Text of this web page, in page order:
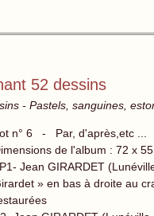
52 dessins
- Pastels, sanguines,
n° 6 - Par, d'après,etc ...
de l'album : 72 x
P1- Jean GIRARDET
» en bas à droite au